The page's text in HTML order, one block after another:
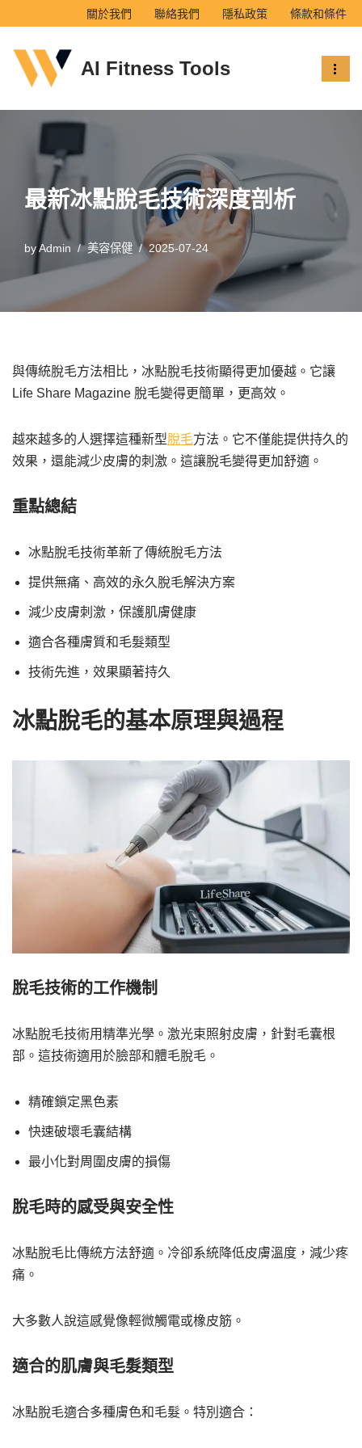
to
content
關於我們 聯絡我們 隱私政策 條款和條件
AI Fitness Tools
最新冰點脫毛技術深度剖析
byAdmin 美容保健 2025-07-24
與傳統脫毛方法相比，冰點脫毛技術顯得更加優越。它讓
Life Share Magazine 脫毛變得更簡單，更高效。
越來越多的人選擇這種新型脫毛方法。它不僅能提供持久的
效果，還能減少皮膚的刺激。這讓脫毛變得更加舒適。
重點總結
冰點脫毛技術革新了傳統脫毛方法
提供無痛、高效的永久脫毛解決方案
減少皮膚刺激，保護肌膚健康
適合各種膚質和毛髮類型
技術先進，效果顯著持久
冰點脫毛的基本原理與過程
脫毛技術的工作機制
冰點脫毛技術用精準光學。激光束照射皮膚，針對毛囊根
部。這技術適用於臉部和體毛脫毛。
精確鎖定黑色素
快速破壞毛囊結構
最小化對周圍皮膚的損傷
脫毛時的感受與安全性
冰點脫毛比傳統方法舒適。冷卻系統降低皮膚溫度，減少疼
痛。
大多數人說這感覺像輕微觸電或橡皮筋。
適合的肌膚與毛髮類型
冰點脫毛適合多種膚色和毛髮。特別適合：